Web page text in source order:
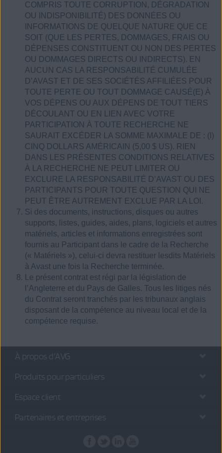
COMPRIS TOUTE CORRUPTION, DÉGRADATION
OU INDISPONIBILITÉ) DES DONNÉES OU
INFORMATIONS DE QUELQUE NATURE QUE CE
SOIT (QUE LES PERTES, DOMMAGES, FRAIS OU
DÉPENSES CONSTITUENT OU NON DES PERTES
OU DOMMAGES DIRECTS OU INDIRECTS). EN
AUCUN CAS LA RESPONSABILITÉ CUMULÉE
D’AVAST ET DE SES SOCIÉTÉS AFFILIÉES POUR
TOUTE PERTE OU TOUT DOMMAGE CAUSÉ(E) À
VOS DÉPENS OU AUX DÉPENS DE TOUT TIERS
DÉCOULANT OU EN LIEN AVEC VOTRE
PARTICIPATION À TOUTE RECHERCHE NE
SAURAIT EXCÉDER LA SOMME MAXIMALE DE : (I)
CINQ DOLLARS AMÉRICAIN (5,00 $ US). RIEN
DANS LES PRÉSENTES CONDITIONS RELATIVES
À LA RECHERCHE NE PEUT LIMITER OU
EXCLURE LA RESPONSABILITÉ D’AVAST OU DES
PARTICIPANTS POUR TOUTE QUESTION QUI NE
PEUT ÊTRE AUTREMENT EXCLUE PAR LA LOI.
Si des documents, instructions, disques ou autres
supports, listes, guides, aides, plans, logiciels et autres
matériels, articles et informations enregistrées sont
fournis au Participant dans le cadre de la Recherche
(« Matériels »), celui-ci devra restituer lesdits Matériels
à Avast une fois la Recherche terminée.
Le présent contrat est régi par la législation de
l’Angleterre et du Pays de Galles. Tous les litiges nés
du Contrat seront tranchés par les tribunaux anglais
disposant de la compétence au niveau local et de la
compétence requise.
À propos d’AVG
Produits pour particuliers
Espace client
Partenaires et entreprises